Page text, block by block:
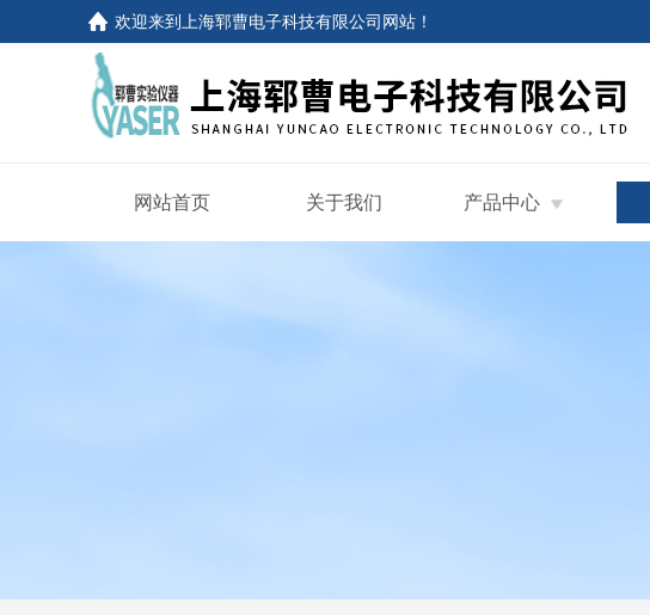
欢迎来到 上海郓曹电子科技有限公司网站 ！
网站首页 关于我们 产品中心